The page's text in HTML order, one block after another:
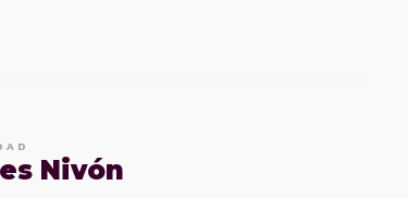
Nivón